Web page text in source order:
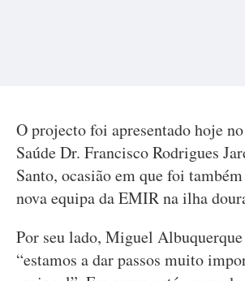
O projecto foi apresentado hoje
Saúde Dr. Francisco Rodrigues
Santo, ocasião em que foi
nova equipa da EMIR na ilha
Por seu lado, Miguel
“estamos a dar passos muito